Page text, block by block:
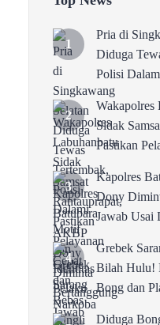
Pria di
Diduga
Polisi
Identitas
Wakapolres
Sidak
Pastikan
Bebas Pungli
Kapolres
Dony
Jawab Usai
Rp50 Juta
Buahnya!
Grebek
Bilah Hulu!
Bong dan
Diduga